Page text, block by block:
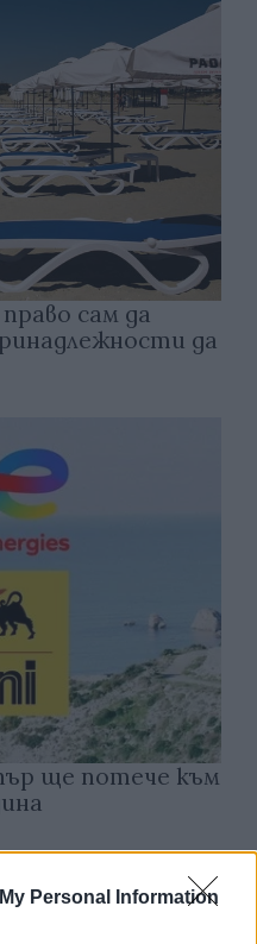
Personal Information
сам да
да
ще потече към